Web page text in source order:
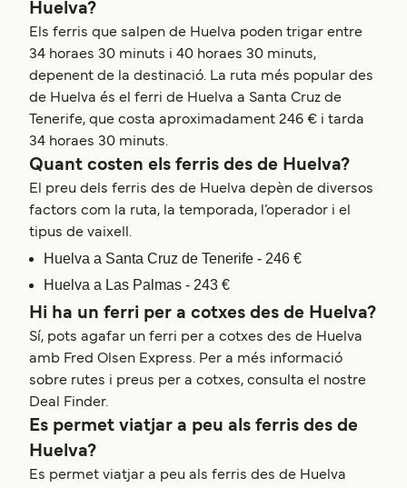
Huelva?
Els ferris que salpen de Huelva poden trigar entre
34 horaes 30 minuts i 40 horaes 30 minuts,
depenent de la destinació. La ruta més popular des
de Huelva és el ferri de Huelva a Santa Cruz de
Tenerife, que costa aproximadament 246 € i tarda
34 horaes 30 minuts.
Quant costen els ferris des de Huelva?
El preu dels ferris des de Huelva depèn de diversos
factors com la ruta, la temporada, l’operador i el
tipus de vaixell.
Huelva a Santa Cruz de Tenerife - 246 €
Huelva a Las Palmas - 243 €
Hi ha un ferri per a cotxes des de Huelva?
Sí, pots agafar un ferri per a cotxes des de Huelva
amb Fred Olsen Express. Per a més informació
sobre rutes i preus per a cotxes, consulta el nostre
Deal Finder.
Es permet viatjar a peu als ferris des de
Huelva?
Es permet viatjar a peu als ferris des de Huelva